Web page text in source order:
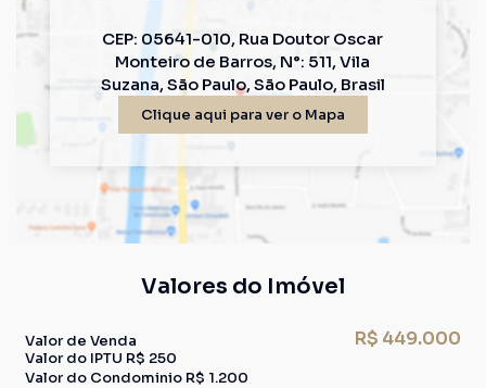
CEP: 05641-010, Rua Doutor Oscar
Monteiro de Barros, N°: 511,Vila
Suzana, São Paulo, São Paulo, Brasil
Clique aqui para ver o Mapa
Valores do Imóvel
R$ 449.000
Valor de Venda
Valor do IPTU R$ 250
Valor do Condominio R$ 1.200